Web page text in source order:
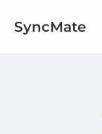
SyncMate